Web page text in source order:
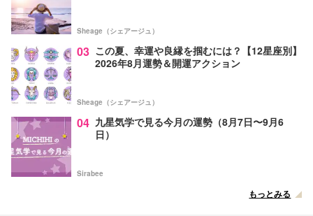
Sheage（シェアージュ）
03 この夏、幸運や良縁を掴むには？【12星座別】
2026年8月運勢＆開運アクション
Sheage（シェアージュ）
04 九星気学で見る今月の運勢（8月7日〜9月6
日）
Sirabee
もっとみる